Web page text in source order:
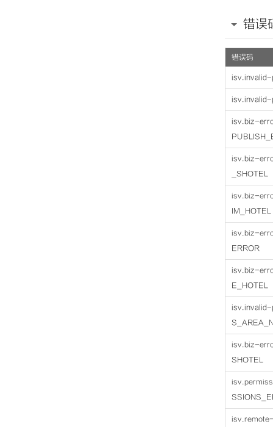
50
53
54
55
56
57
58
错误
错误码
isv.invalid-
isv.invalid-
isv.biz-
isv.biz-
_SHOTEL
isv.biz-
IM_HOTEL
isv.biz-
ERROR
isv.biz-
E_HOTEL
isv.invalid-
isv.biz-
SHOTEL